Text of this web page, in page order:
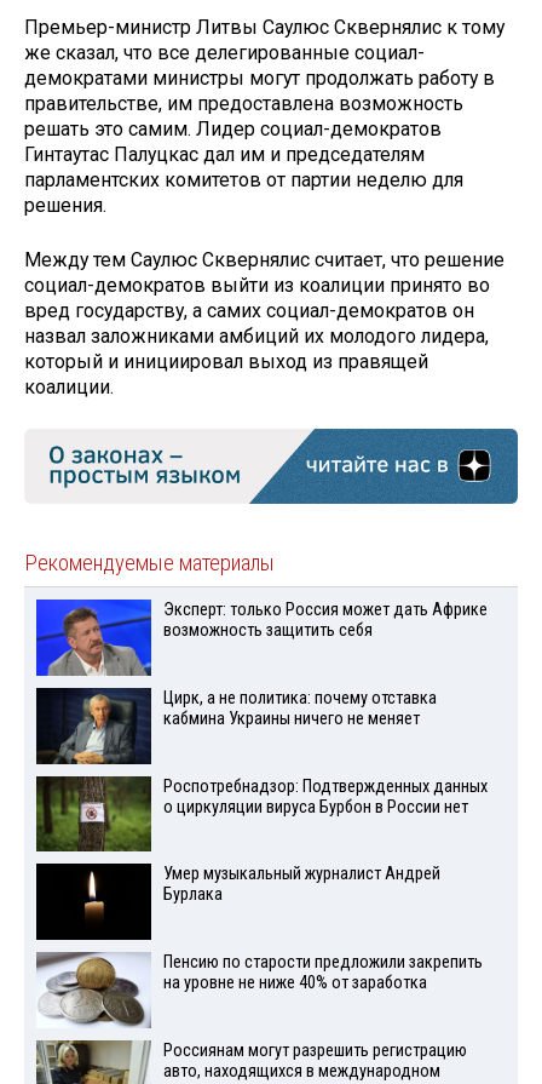
Премьер-министр Литвы Саулюс Сквернялис к тому
же сказал, что все делегированные социал-
демократами министры могут продолжать работу в
правительстве, им предоставлена возможность
решать это самим. Лидер социал-демократов
Гинтаутас Палуцкас дал им и председателям
парламентских комитетов от партии неделю для
решения.
Между тем Саулюс Сквернялис считает, что решение
социал-демократов выйти из коалиции принято во
вред государству, а самих социал-демократов он
назвал заложниками амбиций их молодого лидера,
который и инициировал выход из правящей
коалиции.
Рекомендуемые материалы
Эксперт: только Россия может дать Африке
возможность защитить себя
Цирк, а не политика: почему отставка
кабмина Украины ничего не меняет
Роспотребнадзор: Подтвержденных данных
о циркуляции вируса Бурбон в России нет
Умер музыкальный журналист Андрей
Бурлака
Пенсию по старости предложили закрепить
на уровне не ниже 40% от заработка
Россиянам могут разрешить регистрацию
авто, находящихся в международном